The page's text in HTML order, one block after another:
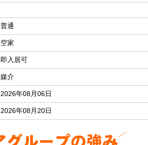
普通
空家
即入居可
媒介
2026年08月06日
2026年08月20日